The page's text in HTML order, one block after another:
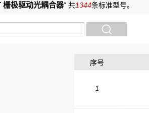
栅极驱动光耦合器” 共1344条标准型号。
序号
1